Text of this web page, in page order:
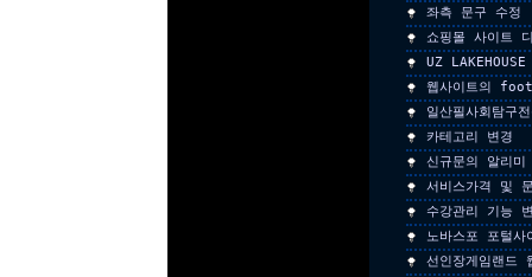
좌측 문구 수정
쇼핑몰 사이트
UZ
웹사이트의
일산필사회탐구
카테고리 변경
신규문의 알리
서비스가격 및
수강관리 기능
노바스포 포털사
선인장게임랜드